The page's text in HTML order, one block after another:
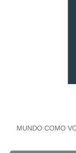
MUNDO COMO